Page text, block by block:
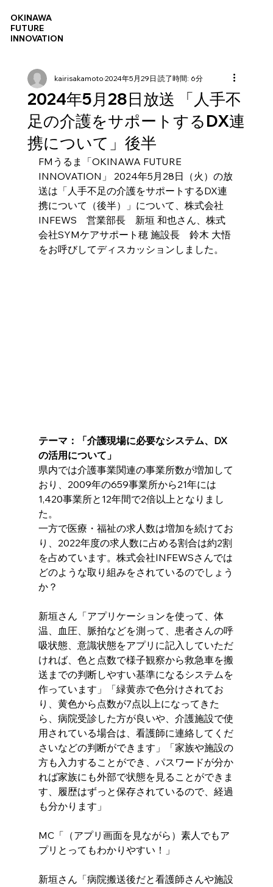
OKINAWA
FUTURE
INNOVATION
2024年5月28日放送 「人手不
足の介護をサポートするDX連
携について」後半
kairisakamoto2024年5月29日 読了時間: 6分
FMうるま「OKINAWA FUTURE
INNOVATION」 2024年5月28日（火）の放
送は「人手不足の介護をサポートするDX連
携について（後半）」について、 株式会社
INFEWS　営業部長　新垣 和也さん、 株式
会社SYMケアサポート穂 施設長　鈴木 大悟
をお呼びしてディスカッションしました。
テーマ：「介護現場に必要なシステム、 DX
の活用について 」
県内では介護事業関連の事業所数が増加して
おり、2009年の659事業所から21年には
1,420事業所と12年間で2倍以上となりまし
た。
一方で医療・福祉の求人数は増加を続けてお
り、2022年度の求人数に占める割合は約2割
を占めています。株式会社INFEWSさんでは
どのような取り組みをされているのでしょう
か？
新垣さん「アプリケーションを使って、体
温、血圧、脈拍などを測って、患者さんの呼
吸状態、意識状態をアプリに記入していただ
ければ、色と点数で様子観察から救急車を搬
送までの判断しやすい基準になるシステムを
作っています」「緑黄赤で色分けされてお
り、黄色から点数が7点以上になってきた
ら、病院受診した方が良いや、介護施設で使
用されている場合は、看護師に連絡してくだ
さいなどの判断ができます」「家族や施設の
方も入力することができ、パスワードが分か
れば家族にも外部で状態を見ることができま
す、履歴はずっと保存されているので、経過
も分かります」
MC「（アプリ画面を見ながら）素人でもア
プリとってもわかりやすい！」
新垣さん「病院搬送後だと看護師さんや施設